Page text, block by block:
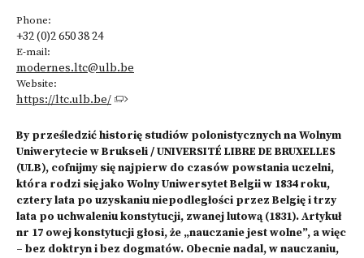
Phone:
+32 (0)2 650 38 24
E-mail:
modernes.ltc@ulb.be
Website:
https://ltc.ulb.be/
By prześledzić historię studiów polonistycznych na Wolnym
Uniwerytecie w Brukseli / UNIVERSITÉ LIBRE DE BRUXELLES
(ULB), cofnijmy się najpierw do czasów powstania uczelni,
która rodzi się jako Wolny Uniwersytet Belgii w 1834 roku,
cztery lata po uzyskaniu niepodległości przez Belgię i trzy
lata po uchwaleniu konstytucji, zwanej lutową (1831). Artykuł
nr 17 owej konstytucji głosi, że „nauczanie jest wolne”, a więc
– bez doktryn i bez dogmatów. Obecnie nadal, w nauczaniu,